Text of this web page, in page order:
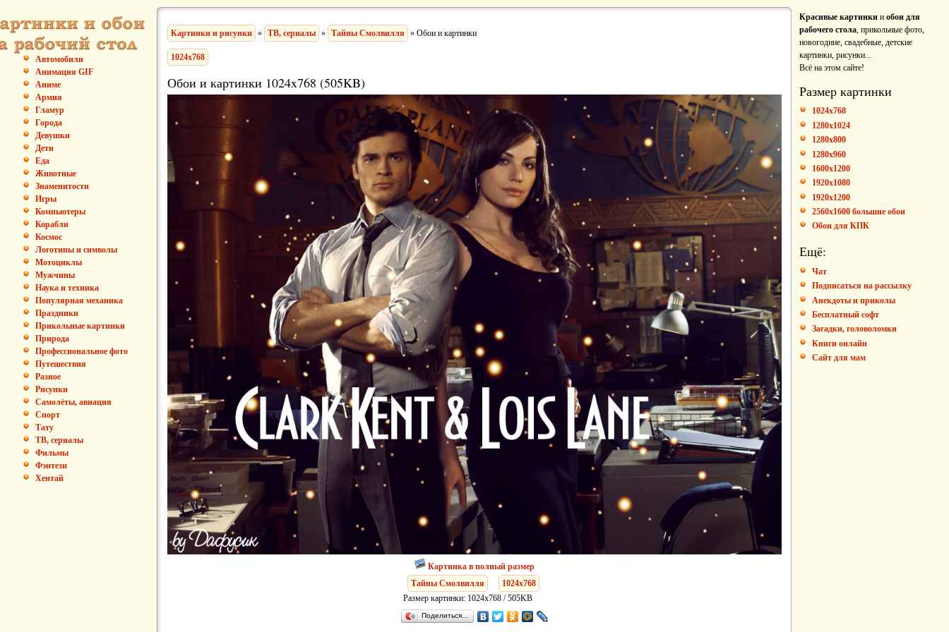
Автомобили
Анимация GIF
Аниме
Армия
Гламур
Города
Девушки
Дети
Еда
Животные
Знаменитости
Игры
Компьютеры
Корабли
Космос
Логотипы и символы
Мотоциклы
Мужчины
Наука и техника
Популярная механика
Праздники
Прикольные картинки
Природа
Профессиональное фото
Путешествия
Разное
Рисунки
Самолёты, авиация
Спорт
Тату
ТВ, сериалы
Фильмы
Фэнтези
Хентай
Картинки и рисунки » ТВ, сериалы » Тайны Смолвилля » Обои и картинки
1024x768
Обои и картинки 1024x768 (505KB)
Картинка в полный размер
Тайны Смолвилля
1024x768
Размер картинки: 1024x768 / 505KB
Поделиться…
Красивые картинки и обои для
рабочего стола, прикольные фото,
новогодние, свадебные, детские
картинки, рисунки...
Всё на этом сайте!
Размер картинки
1024x768
1280x1024
1280x800
1280x960
1600x1200
1920x1080
1920x1200
2560x1600 большие обои
Обои для КПК
Ещё:
Чат
Подписаться на рассылку
Анекдоты и приколы
Бесплатный софт
Загадки, головоломки
Книги онлайн
Сайт для мам